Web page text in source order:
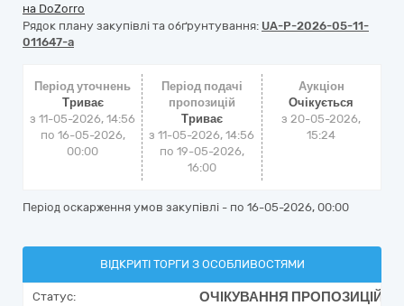
на DoZorro
Рядок плану закупівлі та обґрунтування: UA-P-2026-05-11-
011647-a
Період уточнень
Триває
з 11-05-2026, 14:56
по 16-05-2026,
00:00
Період подачі
пропозицій
Триває
з 11-05-2026, 14:56
по 19-05-2026,
16:00
Аукціон
Очікується
з20-05-2026,
15:24
Період оскарження умов закупівлі - по 16-05-2026, 00:00
ВІДКРИТІ ТОРГИ З ОСОБЛИВОСТЯМИ
Статус: ОЧІКУВАННЯ ПРОПОЗИЦІЙ